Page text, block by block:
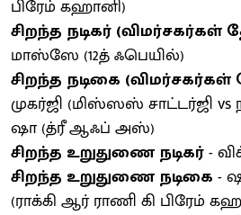
பிரேம் கஹானி)
சிறந்த நடிகர் (விமர்சகர்கள்
மாஸ்ஸே (12த் ஃபெயில்)
சிறந்த நடிகை (விமர்சகர்கள்
முகர்ஜி (மிஸ்ஸஸ் சாட்டர்ஜி
ஷா (த்ரீ ஆஃப் அஸ்)
சிறந்த உறுதுணை நடிகர்-
சிறந்த உறுதுணை நடிகை -
(ராக்கி ஆர் ராணி கி பிரேம்